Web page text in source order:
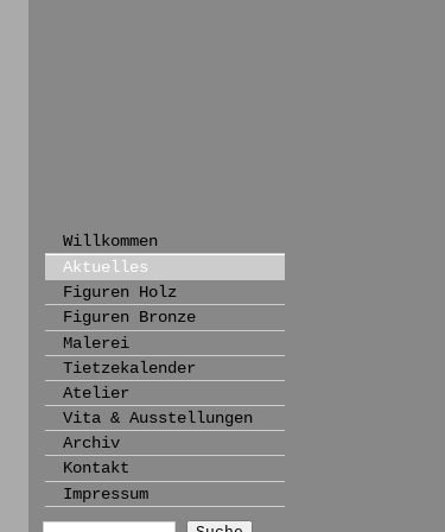
Willkommen
Aktuelles
Figuren Holz
Figuren Bronze
Malerei
Tietzekalender
Atelier
Vita & Ausstellungen
Archiv
Kontakt
Impressum